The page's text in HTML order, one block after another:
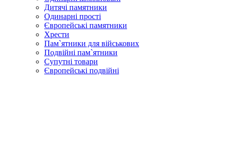
Дитячі памятники
Одинарні прості
Європейські памятники
Хрести
Пам`ятники для військових
Подвійні пам`ятники
Супутні товари
Європейські подвійні